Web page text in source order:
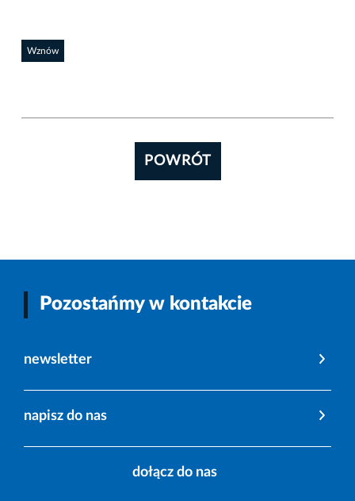
Wznów
POWRÓT
Pozostańmy w kontakcie
newsletter
napisz do nas
dołącz do nas